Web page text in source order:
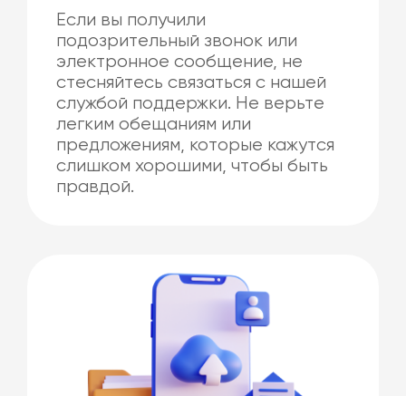
Если вы получили
подозрительный звонок или
электронное сообщение, не
стесняйтесь связаться с нашей
службой поддержки. Не верьте
легким обещаниям или
предложениям, которые кажутся
слишком хорошими, чтобы быть
правдой.